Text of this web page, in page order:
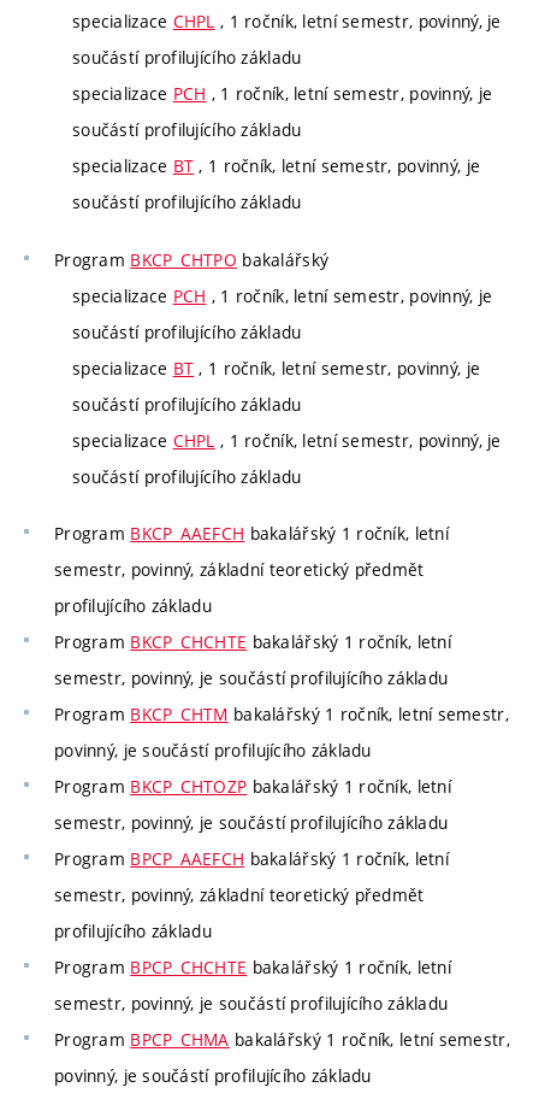
specializace CHPL , 1 ročník, letní semestr, povinný, je
součástí profilujícího základu
specializace PCH , 1 ročník, letní semestr, povinný, je
součástí profilujícího základu
specializace BT , 1 ročník, letní semestr, povinný, je
součástí profilujícího základu
Program BKCP_CHTPO bakalářský
specializace PCH , 1 ročník, letní semestr, povinný, je
součástí profilujícího základu
specializace BT , 1 ročník, letní semestr, povinný, je
součástí profilujícího základu
specializace CHPL , 1 ročník, letní semestr, povinný, je
součástí profilujícího základu
Program BKCP_AAEFCH bakalářský 1 ročník, letní
semestr, povinný, základní teoretický předmět
profilujícího základu
Program BKCP_CHCHTE bakalářský 1 ročník, letní
semestr, povinný, je součástí profilujícího základu
Program BKCP_CHTM bakalářský 1 ročník, letní semestr,
povinný, je součástí profilujícího základu
Program BKCP_CHTOZP bakalářský 1 ročník, letní
semestr, povinný, je součástí profilujícího základu
Program BPCP_AAEFCH bakalářský 1 ročník, letní
semestr, povinný, základní teoretický předmět
profilujícího základu
Program BPCP_CHCHTE bakalářský 1 ročník, letní
semestr, povinný, je součástí profilujícího základu
Program BPCP_CHMA bakalářský 1 ročník, letní semestr,
povinný, je součástí profilujícího základu